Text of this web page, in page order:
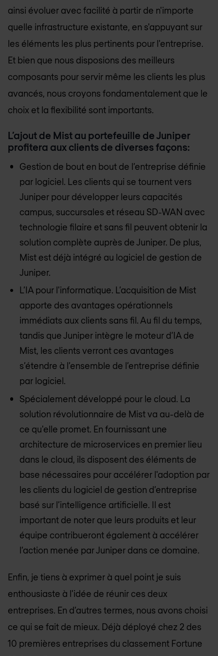
ainsi évoluer avec facilité à partir de n'importe
quelle infrastructure existante, en s'appuyant sur
les éléments les plus pertinents pour l'entreprise.
Et bien que nous disposions des meilleurs
composants pour servir même les clients les plus
avancés, nous croyons fondamentalement que le
choix et la flexibilité sont importants.
L’ajout de Mist au portefeuille de Juniper
profitera aux clients de diverses façons:
Gestion de bout en bout de l’entreprise définie
par logiciel. Les clients qui se tournent vers
Juniper pour développer leurs capacités
campus, succursales et réseau SD-WAN avec
technologie filaire et sans fil peuvent obtenir la
solution complète auprès de Juniper. De plus,
Mist est déjà intégré au logiciel de gestion de
Juniper.
L’IA pour l'informatique. L’acquisition de Mist
apporte des avantages opérationnels
immédiats aux clients sans fil. Au fil du temps,
tandis que Juniper intègre le moteur d’IA de
Mist, les clients verront ces avantages
s’étendre à l’ensemble de l’entreprise définie
par logiciel.
Spécialement développé pour le cloud. La
solution révolutionnaire de Mist va au-delà de
ce qu'elle promet. En fournissant une
architecture de microservices en premier lieu
dans le cloud, ils disposent des éléments de
base nécessaires pour accélérer l'adoption par
les clients du logiciel de gestion d’entreprise
basé sur l’intelligence artificielle. Il est
important de noter que leurs produits et leur
équipe contribueront également à accélérer
l’action menée par Juniper dans ce domaine.
Enfin, je tiens à exprimer à quel point je suis
enthousiaste à l'idée de réunir ces deux
entreprises. En d’autres termes, nous avons choisi
ce qui se fait de mieux. Déjà déployé chez 2 des
10 premières entreprises du classement Fortune